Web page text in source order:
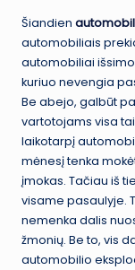
Šiandien
automobiliais
automobiliai
kuriuo nevengia
Be abejo, galbūt
vartotojams visa
laikotarpį
mėnesį tenka
įmokas. Tačiau iš
visame pasaulyje.
nemenka dalis
žmonių. Be to, vis
automobilio